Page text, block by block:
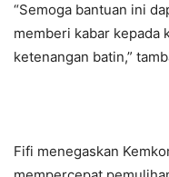
“Semoga bantuan ini
memberi kabar kepada
ketenangan batin,”
Fifi menegaskan